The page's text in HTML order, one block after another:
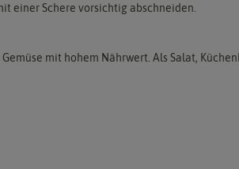
einer Schere vorsichtig abschneiden.
mit hohem Nährwert. Als Salat,